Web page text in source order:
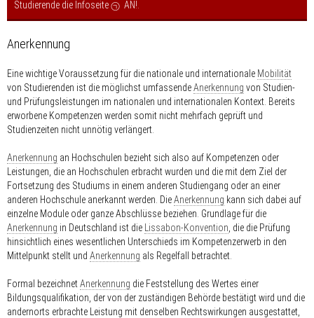
Studierende die Infoseite
AN!
Anerkennung
Eine wichtige Voraussetzung für die nationale und internationale Mobilität
von Studierenden ist die möglichst umfassendeAnerkennung von Studien-
und Prüfungsleistungen im nationalen und internationalen Kontext. Bereits
erworbene Kompetenzen werden somit nicht mehrfach geprüft und
Studienzeiten nicht unnötig verlängert.
Anerkennung an Hochschulen bezieht sich also auf Kompetenzen oder
Leistungen, die an Hochschulen erbracht wurden und die mit dem Ziel der
Fortsetzung des Studiums in einem anderen Studiengang oder an einer
anderen Hochschule anerkannt werden. DieAnerkennung kann sich dabei auf
einzelne Module oder ganze Abschlüsse beziehen. Grundlage für die
Anerkennung in Deutschland ist die Lissabon-Konvention , die die Prüfung
hinsichtlich eines wesentlichen Unterschieds im Kompetenzerwerb in den
Mittelpunkt stellt und Anerkennung als Regelfall betrachtet.
Formal bezeichnetAnerkennung die Feststellung des Wertes einer
Bildungsqualifikation, der von der zuständigen Behörde bestätigt wird und die
andernorts erbrachte Leistung mit denselben Rechtswirkungen ausgestattet,